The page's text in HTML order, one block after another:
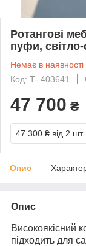
Ротангові
пуфи, світло-
Немає в наявності
Код: Т- 403641
47 700 ₴
47 300 ₴ від 2 шт.
Опис
Опис
Високоякісний
підходить для